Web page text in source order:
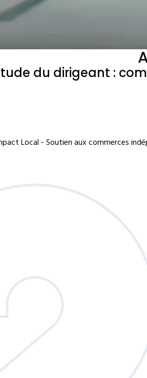
du dirigeant :
Local - Soutien aux commerces